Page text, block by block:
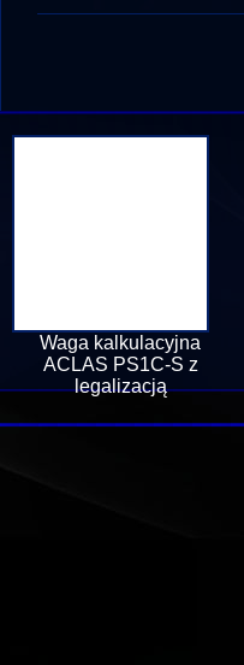
Waga kalkulacyjna
ACLAS PS1C-S z
legalizacją